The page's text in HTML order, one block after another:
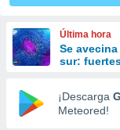
y
forma
digital
basada
Última hora
Se
sur:
¡Descarga
Meteored!